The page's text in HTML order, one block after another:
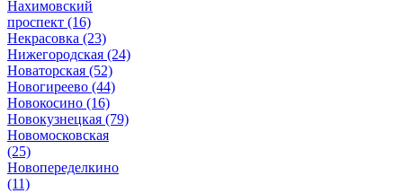
Нахимовский
проспект (16)
Некрасовка (23)
Нижегородская (24)
Новаторская (52)
Новогиреево (44)
Новокосино (16)
Новокузнецкая (79)
Новомосковская
(25)
Новопеределкино
(11)